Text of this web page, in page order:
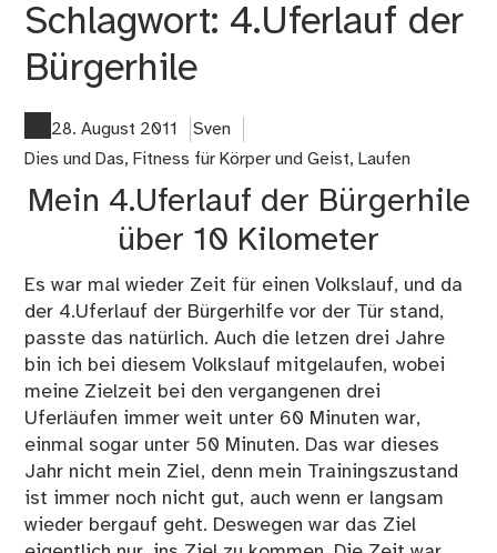
Schlagwort: 4.Uferlauf der
Bürgerhile
28. August 2011
Sven
Dies und Das, Fitness für Körper und Geist, Laufen
Mein 4.Uferlauf der Bürgerhile
über 10 Kilometer
Es war mal wieder Zeit für einen Volkslauf, und da
der 4.Uferlauf der Bürgerhilfe vor der Tür stand,
passte das natürlich. Auch die letzen drei Jahre
bin ich bei diesem Volkslauf mitgelaufen, wobei
meine Zielzeit bei den vergangenen drei
Uferläufen immer weit unter 60 Minuten war,
einmal sogar unter 50 Minuten. Das war dieses
Jahr nicht mein Ziel, denn mein Trainingszustand
ist immer noch nicht gut, auch wenn er langsam
wieder bergauf geht. Deswegen war das Ziel